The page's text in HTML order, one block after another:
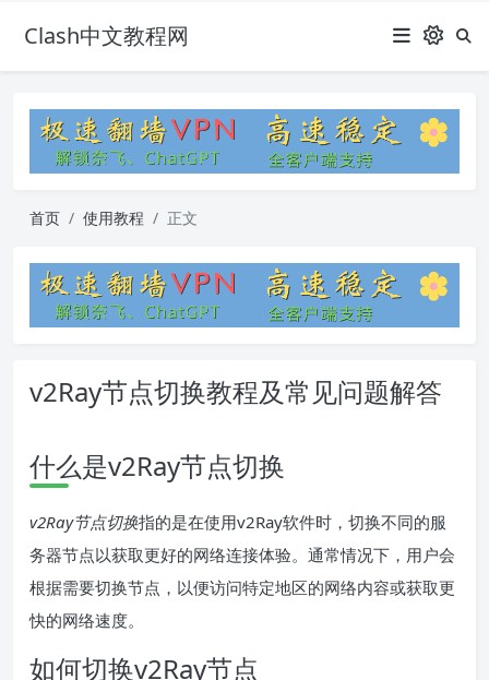
Clash中文教程网
首页 使用教程 正文
v2Ray节点切换教程及常见问题解答
什么是v2Ray节点切换
v2Ray节点切换指的是在使用v2Ray软件时，切换不同的服
务器节点以获取更好的网络连接体验。通常情况下，用户会
根据需要切换节点，以便访问特定地区的网络内容或获取更
快的网络速度。
如何切换v2Ray节点